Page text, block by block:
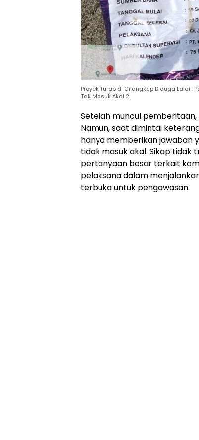
Proyek Turap di Cilangkap Diduga Lalai :
Tak Masuk Akal 2
Setelah muncul pemberitaan,
Namun, saat dimintai
hanya memberikan jawaban
tidak masuk akal. Sikap tidak
pertanyaan besar terkait
pelaksana dalam
terbuka untuk pengawasan.